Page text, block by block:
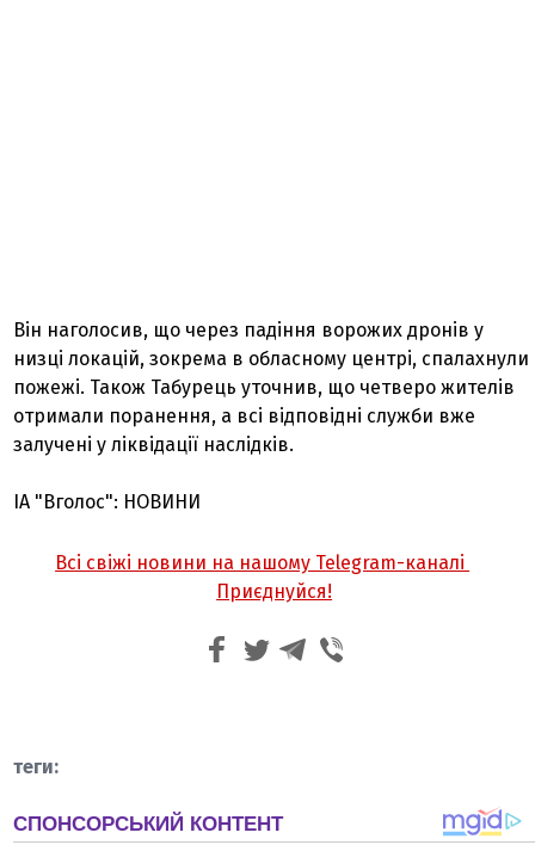
Він наголосив, що через падіння ворожих дронів у
низці локацій, зокрема в обласному центрі, спалахнули
пожежі. Також Табурець уточнив, що четверо жителів
отримали поранення, а всі відповідні служби вже
залучені у ліквідації наслідків.
ІА "Вголос": НОВИНИ
Всі свіжі новини на нашому Telegram-каналі
Приєднуйся!